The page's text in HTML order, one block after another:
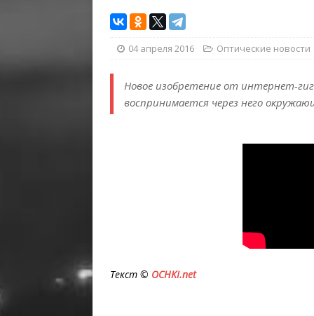
04 апреля 2016 Оптические новости
Новое изобретение от интернет-
воспринимается через него
Текст © OCHKI.net